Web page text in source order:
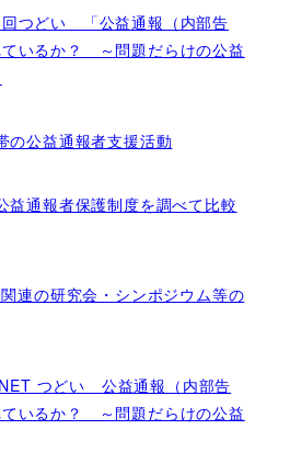
つどい 「公益通報（内部告
いるか？ ～問題だらけの公益
の公益通報者支援活動
益通報者保護制度を調べて比較
連の研究会・シンポジウム等の
つどい 公益通報（内部告
いるか？ ～問題だらけの公益